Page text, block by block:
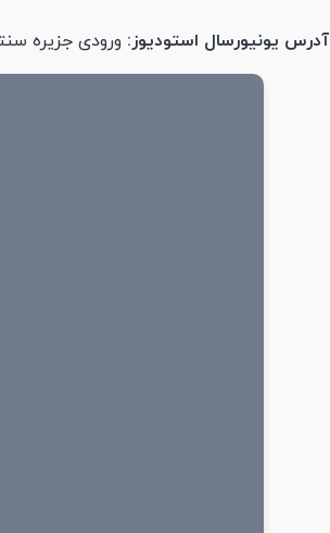
آدرس یونیورسال استودیوز: ورودی جزیره